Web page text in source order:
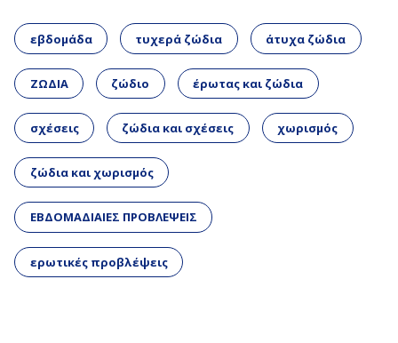
εβδομάδα τυχερά ζώδια άτυχα ζώδια
ΖΩΔΙΑ ζώδιο έρωτας και ζώδια
σχέσεις ζώδια και σχέσεις χωρισμός
ζώδια και χωρισμός
ΕΒΔΟΜΑΔΙΑΙΕΣ ΠΡΟΒΛΕΨΕΙΣ
ερωτικές προβλέψεις